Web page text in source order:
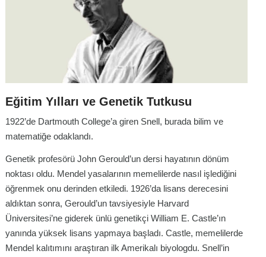
Eğitim Yılları ve Genetik Tutkusu
1922’de Dartmouth College’a giren Snell, burada bilim ve
matematiğe odaklandı.
Genetik profesörü John Gerould’un dersi hayatının dönüm
noktası oldu. Mendel yasalarının memelilerde nasıl işlediğini
öğrenmek onu derinden etkiledi. 1926’da lisans derecesini
aldıktan sonra, Gerould’un tavsiyesiyle Harvard
Üniversitesi’ne giderek ünlü genetikçi William E. Castle’ın
yanında yüksek lisans yapmaya başladı. Castle, memelilerde
Mendel kalıtımını araştıran ilk Amerikalı biyologdu. Snell’in